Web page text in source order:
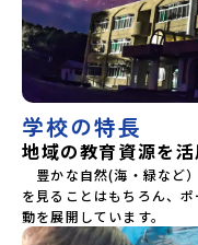
触れ一緒に探求しませ
ログラム内容（予定）
ン・自己紹介ワーク
地・しべつ」の歴史
緒にみんなで夕食「1
ポー川史跡公園散策
文化に触れる -渓流釣
験」 -地元の方との交
そぶ！かたる！」 -高
会」 -さらにまちの人
の振り返りワーク」 -
解散 (中標津空港 13
部 新潟県立村上高等
渡総合高等学校新潟県
学校新潟県立国際情報
立若狭高等学校長野県
富山県立氷見高等学校
岡県立浜松湖北高等
農業高等学校和歌山
根県立横田高等学校島
高等学校島根県立隠岐
蒜山校地広島県立加計
等学校愛媛県立南宇和
和島水産・宇南中等)愛
学校の特長
地域の教育資源を活
豊かな自然(海・緑など
を見ることはもちろん、
動を展開しています。